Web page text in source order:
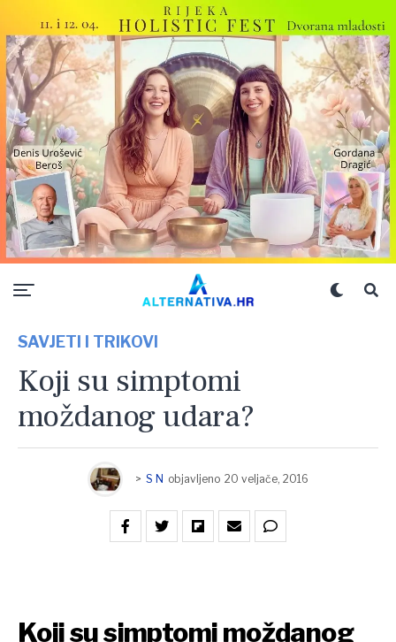
SAVJETI I TRIKOVI
Koji su simptomi
moždanog udara?
> S N objavljeno 20 veljače, 2016
Koji su simptomi moždanog